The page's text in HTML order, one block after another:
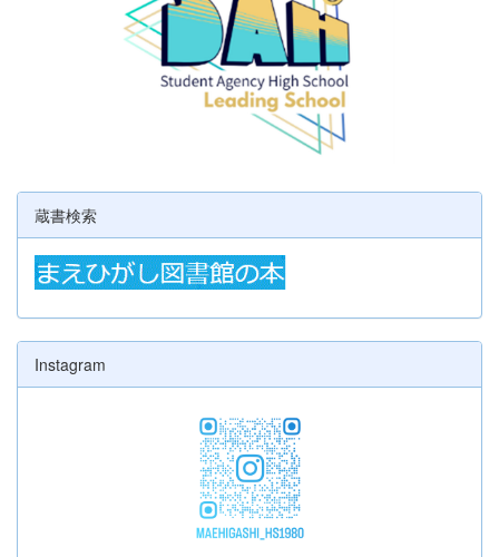
蔵書検索
Instagram